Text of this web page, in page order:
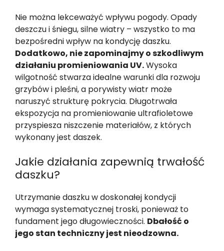
Nie można lekceważyć wpływu pogody. Opady
deszczu i śniegu, silne wiatry – wszystko to ma
bezpośredni wpływ na kondycję daszku.
Dodatkowo, nie zapominajmy o szkodliwym
działaniu promieniowania UV.Wysoka
wilgotność stwarza idealne warunki dla rozwoju
grzybów i pleśni, a porywisty wiatr może
naruszyć strukturę pokrycia. Długotrwała
ekspozycja na promieniowanie ultrafioletowe
przyspiesza niszczenie materiałów, z których
wykonany jest daszek.
Jakie działania zapewnią trwałość
daszku?
Utrzymanie daszku w doskonałej kondycji
wymaga systematycznej troski, ponieważ to
fundament jego długowieczności. Dbałość o
jego stan techniczny jest nieodzowna.